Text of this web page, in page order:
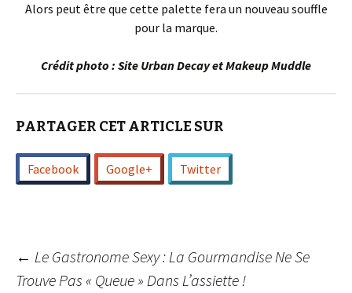
Alors peut être que cette palette fera un nouveau souffle
pour la marque.
Crédit photo : Site Urban Decay et Makeup Muddle
PARTAGER CET ARTICLE SUR
Facebook Google+ Twitter
Navigation
← Le Gastronome Sexy : La Gourmandise Ne Se
Trouve Pas « Queue » Dans L’assiette !